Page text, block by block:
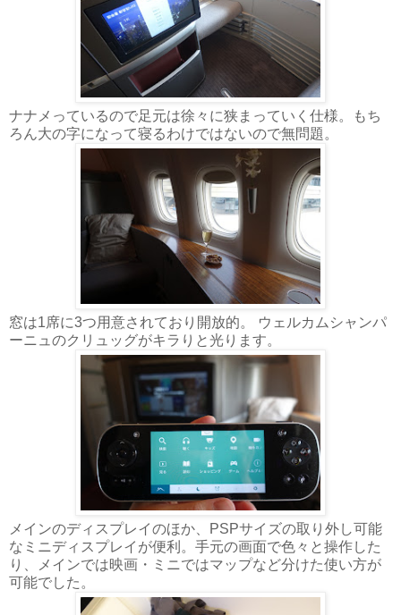
ナナメっているので足元は徐々に狭まっていく仕様。もち
ろん大の字になって寝るわけではないので無問題。
窓は1席に3つ用意されており開放的。 ウェルカムシャンパ
ーニュのクリュッグがキラりと光ります。
メインのディスプレイのほか、PSPサイズの取り外し可能
なミニディスプレイが便利。手元の画面で色々と操作した
り、メインでは映画・ミニではマップなど分けた使い方が
可能でした。